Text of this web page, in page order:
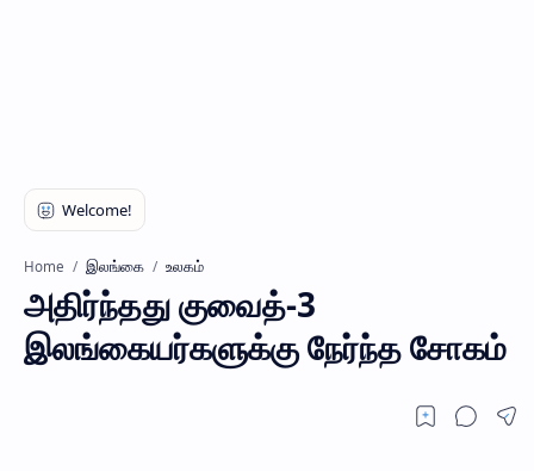
Home இலங்கை உலகம்
அதிர்ந்தது குவைத்-3
இலங்கையர்களுக்கு நேர்ந்த சோகம்